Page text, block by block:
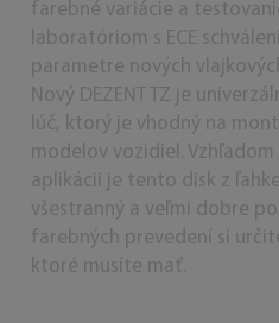
farebné variácie a
laboratóriom s ECE
parametre nových vlajkových
Nový DEZENT TZ je
lúč, ktorý je vhodný na
modelov vozidiel. Vzhľadom
aplikácii je tento disk z
všestranný a veľmi dobre
farebných prevedení si
ktoré musíte mať.